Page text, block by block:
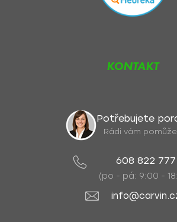
KONTAKT
Potřebujete
Rádi vám
608 822 777
(po - pá: 9:00 -